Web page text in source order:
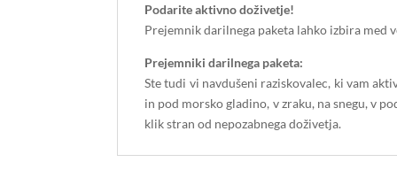
Podarite aktivno doživetje!
Prejemnik darilnega paketa lahko izbira med
Prejemniki darilnega paketa:
Ste tudi vi navdušeni raziskovalec, ki vam
in pod morsko gladino, v zraku, na snegu, v
klik stran od nepozabnega doživetja.